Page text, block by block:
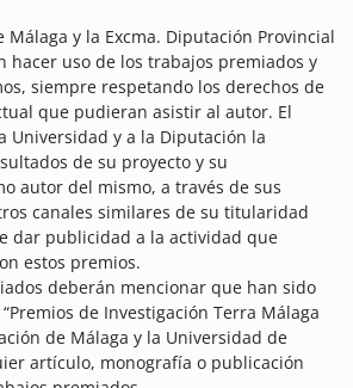
Málaga y la Excma. Diputación Provincial
hacer uso de los trabajos premiados y
siempre respetando los derechos de
que pudieran asistir al autor. El
Universidad y a la Diputación la
de su proyecto y su
autor del mismo, a través de sus
canales similares de su titularidad
dar publicidad a la actividad que
estos premios.
deberán mencionar que han sido
de Investigación Terra Málaga
de Málaga y la Universidad de
artículo, monografía o publicación